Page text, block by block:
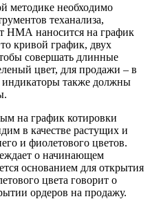
методике необходимо
теханализа,
НМА наносится на график
кривой график, двух
совершать длинные
цвет, для продажи – в
индикаторы также должны
на график котировки
в качестве растущих и
и фиолетового цветов.
о начинающем
основанием для открытия
цвета говорит о
ордеров на продажу.